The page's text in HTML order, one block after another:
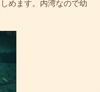
めます。内湾なので幼